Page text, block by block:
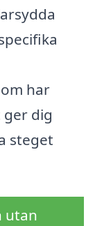
har
dig
steget
utan